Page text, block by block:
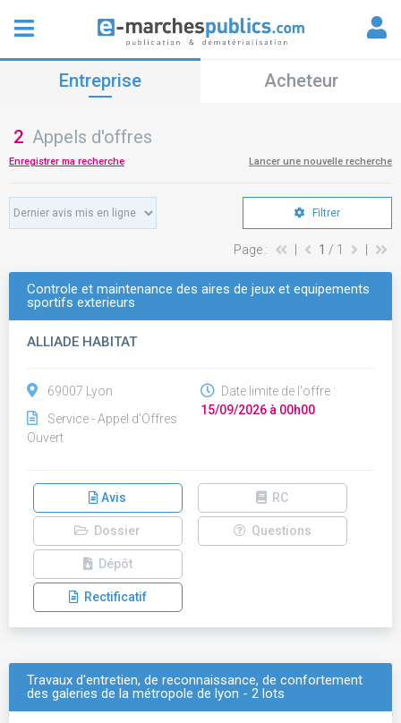
Entreprise Acheteur
2 Appels d'offres
Enregistrer ma recherche Lancer une nouvelle recherche
Filtrer
Page : 1 / 1
Controle et maintenance des aires de jeux et equipements
sportifs exterieurs
ALLIADE HABITAT
69007 Lyon
Service - Appel d'Offres
Ouvert
Date limite de l'offre :
15/09/2026 à 00h00
Avis RC
Dossier Questions
Dépôt
Rectificatif
Travaux d'entretien, de reconnaissance, de confortement
des galeries de la métropole de lyon - 2 lots